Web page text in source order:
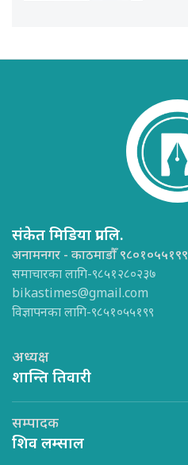
संकेत मिडिया प्रा.लि.
अनामनगर - काठमाडौँ ९८०१०५५१९९
समाचारका लागि-९८५१२८०२३७
bikastimes@gmail.com
विज्ञापनका लागि-९८५१०५५१९९
अध्यक्ष
शान्ति तिवारी
सम्पादक
शिव लम्साल